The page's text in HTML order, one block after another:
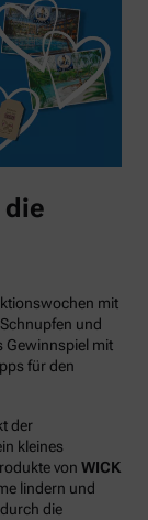
die
mit
und
Gewinnspiel mit
für den
der
kleines
von WICK
lindern und
die